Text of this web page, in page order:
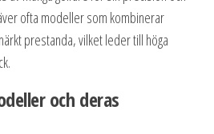
ofta modeller som kombinerar
prestanda, vilket leder till höga
och deras